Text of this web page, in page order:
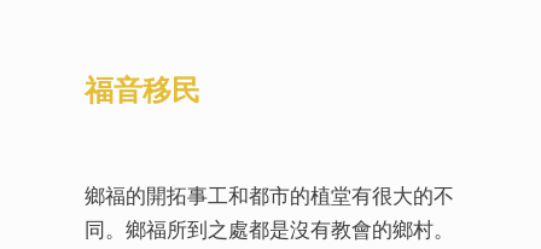
福音移民
鄉福的開拓事工和都市的植堂有很大的不
同。鄉福所到之處都是沒有教會的鄉村。